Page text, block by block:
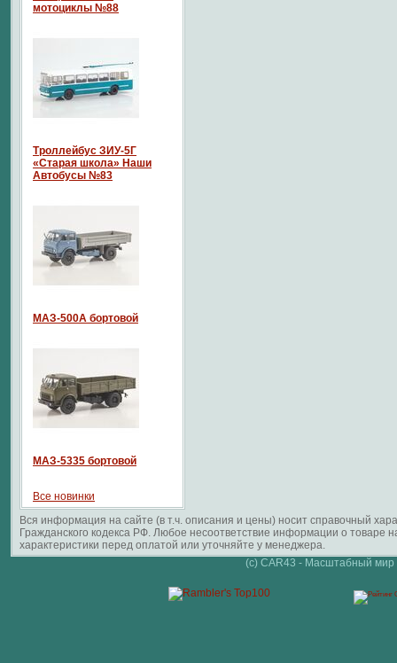
мотоциклы №88
Троллейбус ЗИУ-5Г
«Старая школа» Наши
Автобусы №83
МАЗ-500А бортовой
МАЗ-5335 бортовой
Все новинки
Вся информация на сайте (в т.ч. описания и цены) носит справочный
Гражданского кодекса РФ. Любое несоответствие информации о
характеристики перед оплатой или уточняйте у менеджера.
(c) CAR43 - Масштабный мир